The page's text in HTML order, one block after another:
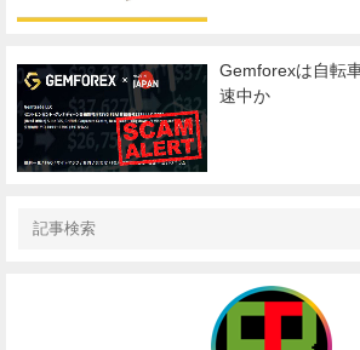
Gemforexは自転
速中か